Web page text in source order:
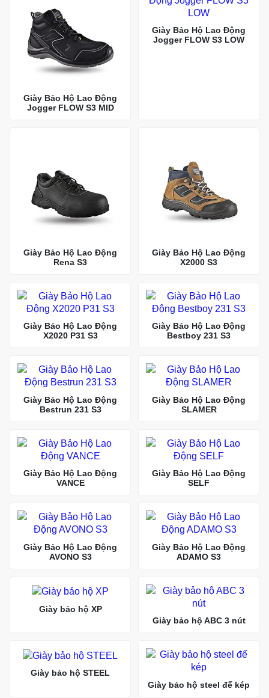
Giày Bảo Hộ Lao Động
Jogger FLOW S3 MID
Giày Bảo Hộ Lao Động
Jogger FLOW S3 LOW
Giày Bảo Hộ Lao Động
Rena S3
Giày Bảo Hộ Lao Động
X2000 S3
Giày Bảo Hộ Lao Động
X2020 P31 S3
Giày Bảo Hộ Lao Động
Bestboy 231 S3
Giày Bảo Hộ Lao Động
Bestrun 231 S3
Giày Bảo Hộ Lao Động
SLAMER
Giày Bảo Hộ Lao Động
VANCE
Giày Bảo Hộ Lao Động
SELF
Giày Bảo Hộ Lao Động
AVONO S3
Giày Bảo Hộ Lao Động
ADAMO S3
Giày bảo hộ XP
Giày bảo hộ ABC 3 nút
Giày bảo hộ STEEL
Giày bảo hộ steel đế kép